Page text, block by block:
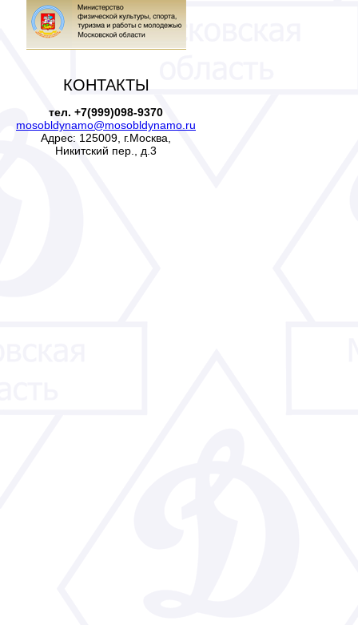
КОНТАКТЫ
тел. +7(999)098-9370
mosobldynamo@mosobldynamo.ru
Адрес: 125009, г.Москва,
Никитский пер., д.3